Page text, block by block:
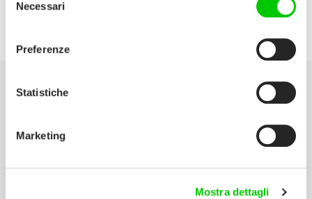
delNecessari
Preferenze
Statistiche
Marketing
Mostra dettagli
Scarica il catalogo
Manuali d’istruzione